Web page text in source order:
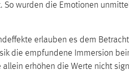
wurden die Emotionen
erlauben es dem
die empfundene Immersion
erhöhen die Werte nicht